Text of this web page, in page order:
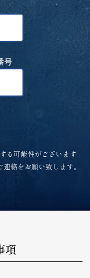
号
る可能性がございます
絡をお願い致します。
項